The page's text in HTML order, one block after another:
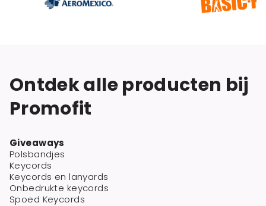
Ontdek alle producten bij
Promofit
Giveaways
Polsbandjes
Keycords
Keycords en lanyards
Onbedrukte keycords
Spoed Keycords